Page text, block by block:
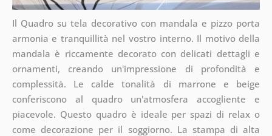
Il Quadro su tela decorativo con mandala e pizzo porta
armonia e tranquillità nel vostro interno. Il motivo della
mandala è riccamente decorato con delicati dettagli e
ornamenti, creando un'impressione di profondità e
complessità. Le calde tonalità di marrone e beige
conferiscono al quadro un'atmosfera accogliente e
piacevole. Questo quadro è ideale per spazi di relax o
come decorazione per il soggiorno. La stampa di alta